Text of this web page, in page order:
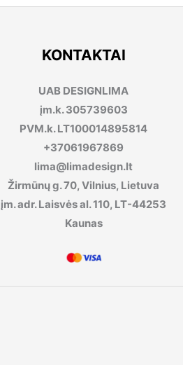
KONTAKTAI
UAB DESIGNLIMA
įm.k. 305739603
PVM.k. LT100014895814
+37061967869
lima@limadesign.lt
Žirmūnų g. 70, Vilnius, Lietuva
įm. adr. Laisvės al. 110, LT-44253
Kaunas